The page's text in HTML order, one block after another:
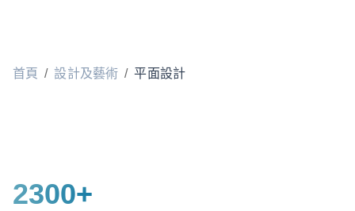
首頁 / 設計及藝術 / 平面設計
2300+